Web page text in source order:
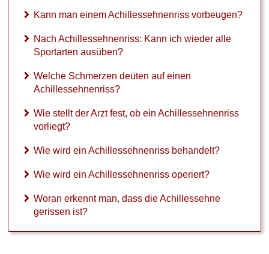
Kann man einem Achillessehnenriss vorbeugen?
Nach Achillessehnenriss: Kann ich wieder alle
Sportarten ausüben?
Welche Schmerzen deuten auf einen
Achillessehnenriss?
Wie stellt der Arzt fest, ob ein Achillessehnenriss
vorliegt?
Wie wird ein Achillessehnenriss behandelt?
Wie wird ein Achillessehnenriss operiert?
Woran erkennt man, dass die Achillessehne
gerissen ist?